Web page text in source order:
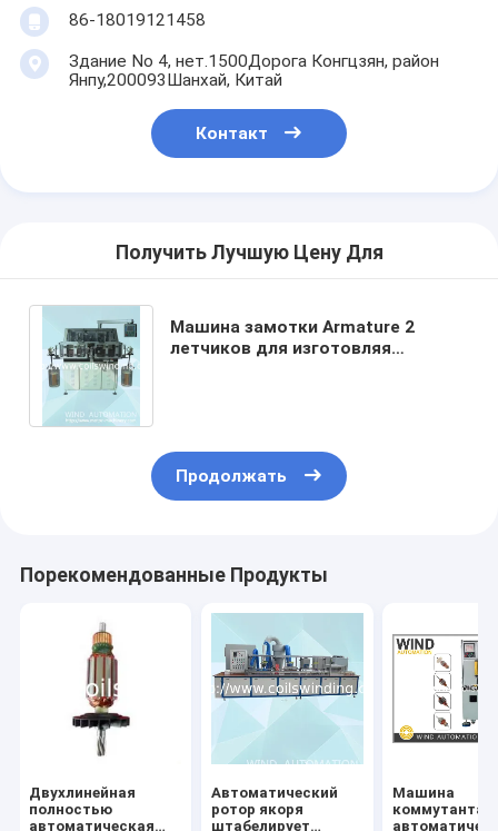
86-18019121458
Здание No 4, нет.1500Дорога Конгцзян, район
Янпу,200093Шанхай, Китай
Контакт
Получить Лучшую Цену Для
Машина замотки Armature 2
летчиков для изготовляя
Продолжать
Порекомендованные Продукты
Двухлинейная
полностью
автоматическая
Автоматический
ротор якоря
штабелирует
Машина
коммутанта